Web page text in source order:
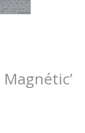
Magnétic’